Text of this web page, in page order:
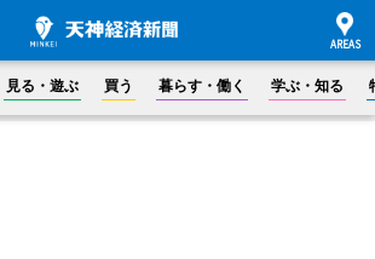
見る・遊ぶ 買う 暮らす・働く 学ぶ・知る